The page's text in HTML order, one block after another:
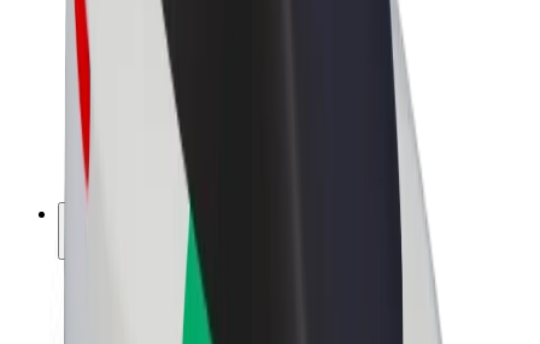
Leveringsbud
Inntekter for leveringsbud
Bolt Food-partnere
Franchiser